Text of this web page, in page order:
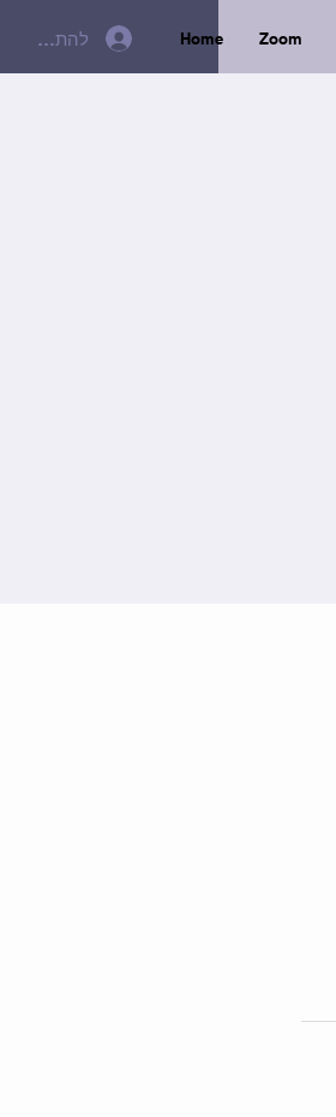
להתחברות Home Zoom